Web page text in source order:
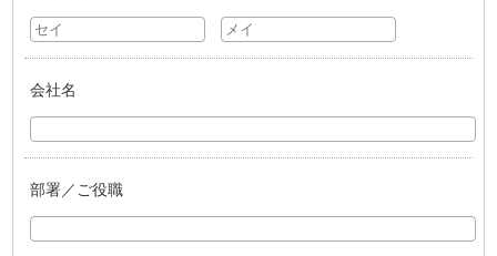
会社名
部署／ご役職